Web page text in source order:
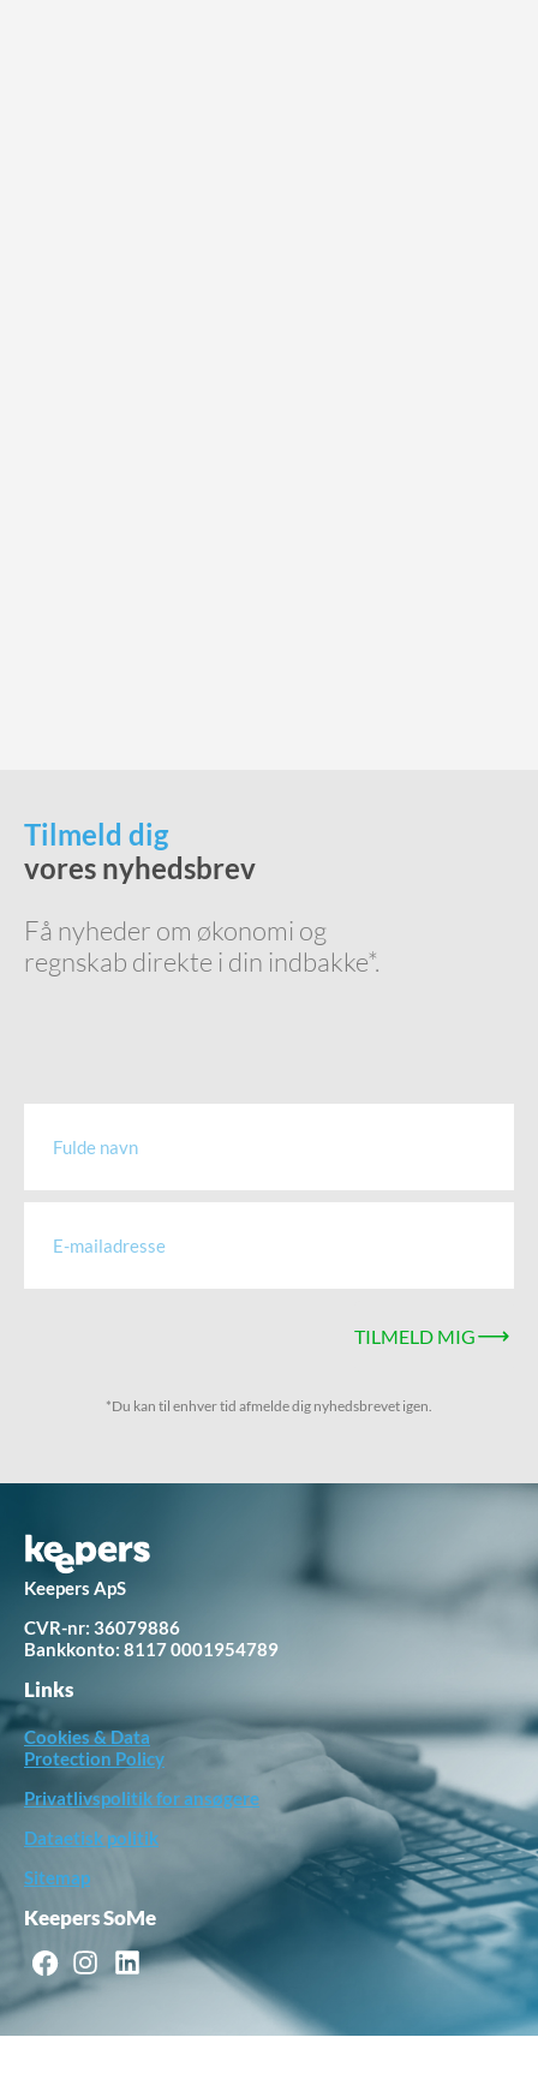
Tilmeld dig
vores nyhedsbrev
Få nyheder om økonomi og
regnskab direkte i din indbakke*.
TILMELD MIG
*Du kan til enhver tid afmelde dig nyhedsbrevet igen.
Keepers ApS
CVR-nr: 36079886
Bankkonto: 8117 0001954789
Links
Cookies & Data
Protection Policy
Privatlivspolitik for ansøgere
Dataetisk politik
Sitemap
Keepers SoMe